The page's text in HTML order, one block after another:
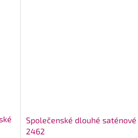
Společenské dlouhé
2462